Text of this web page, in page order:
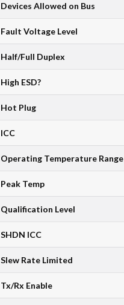
Devices Allowed on Bus
Fault Voltage Level
Half/Full Duplex
High ESD?
Hot Plug
ICC
Operating Temperature Range
Peak Temp
Qualification Level
SHDN ICC
Slew Rate Limited
Tx/Rx Enable